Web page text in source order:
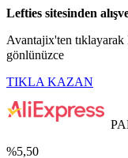
Lefties sitesinden
Avantajix'ten
gönlünüzce
TIKLA KAZAN
%5,50